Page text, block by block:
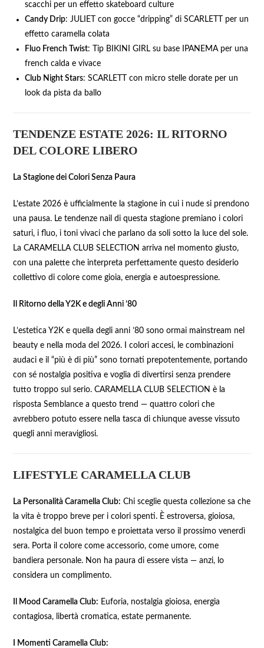
scacchi per un effetto skateboard culture
Candy Drip: JULIET con gocce “dripping” di SCARLETT per un
effetto caramella colata
Fluo French Twist: Tip BIKINI GIRL su base IPANEMA per una
french calda e vivace
Club Night Stars: SCARLETT con micro stelle dorate per un
look da pista da ballo
TENDENZE ESTATE 2026: IL RITORNO
DEL COLORE LIBERO
La Stagione dei Colori Senza Paura
L’estate 2026 è ufficialmente la stagione in cui i nude si prendono
una pausa. Le tendenze nail di questa stagione premiano i colori
saturi, i fluo, i toni vivaci che parlano da soli sotto la luce del sole.
La CARAMELLA CLUB SELECTION arriva nel momento giusto,
con una palette che interpreta perfettamente questo desiderio
collettivo di colore come gioia, energia e autoespressione.
Il Ritorno della Y2K e degli Anni ’80
L’estetica Y2K e quella degli anni ’80 sono ormai mainstream nel
beauty e nella moda del 2026. I colori accesi, le combinazioni
audaci e il “più è di più” sono tornati prepotentemente, portando
con sé nostalgia positiva e voglia di divertirsi senza prendere
tutto troppo sul serio. CARAMELLA CLUB SELECTION è la
risposta Semblance a questo trend — quattro colori che
avrebbero potuto essere nella tasca di chiunque avesse vissuto
quegli anni meravigliosi.
LIFESTYLE CARAMELLA CLUB
La Personalità Caramella Club: Chi sceglie questa collezione sa che
la vita è troppo breve per i colori spenti. È estroversa, gioiosa,
nostalgica del buon tempo e proiettata verso il prossimo venerdì
sera. Porta il colore come accessorio, come umore, come
bandiera personale. Non ha paura di essere vista — anzi, lo
considera un complimento.
Il Mood Caramella Club: Euforia, nostalgia gioiosa, energia
contagiosa, libertà cromatica, estate permanente.
I Momenti Caramella Club: